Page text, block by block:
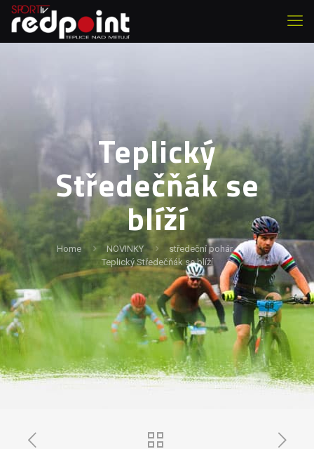
Teplický
Středečňák se
blíží
Home NOVINKY
středeční pohár
Teplický Středečňák se blíží